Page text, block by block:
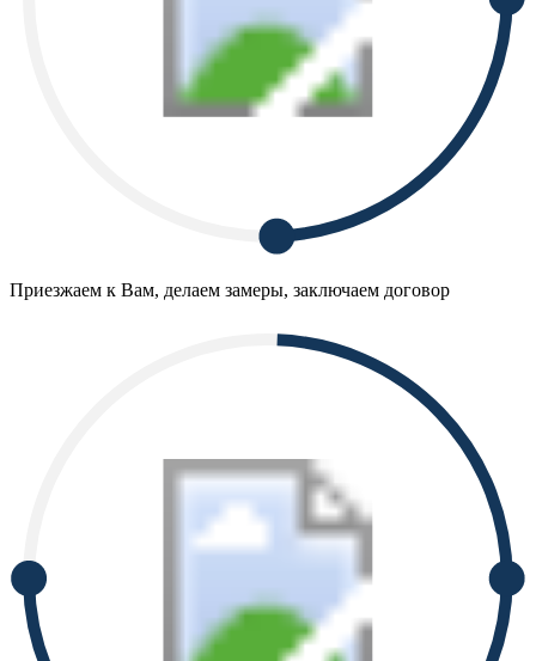
Приезжаем к Вам, делаем замеры, заключаем договор